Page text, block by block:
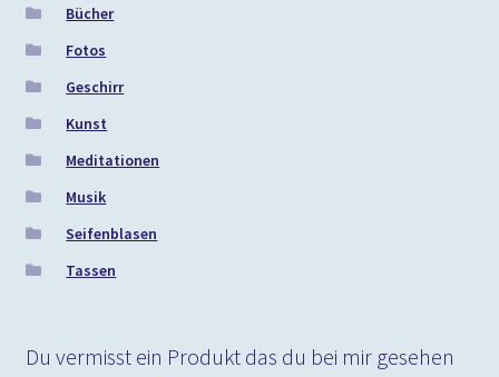
Bücher
Fotos
Geschirr
Kunst
Meditationen
Musik
Seifenblasen
Tassen
Du vermisst ein Produkt das du bei mir gesehen